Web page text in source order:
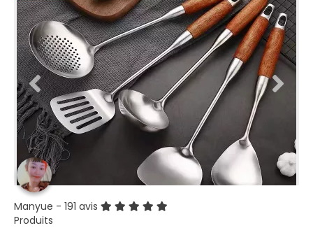
Manyue - 191 avis
Produits